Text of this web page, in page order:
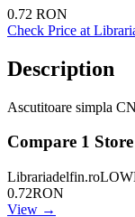
0.72 RON
Check Price at
Description
Ascutitoare simpla
Compare 1 Store
Librariadelfin.ro
0.72RON
View →